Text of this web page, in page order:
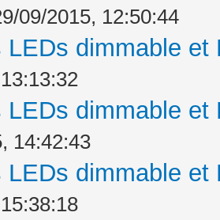
09/2015, 12:50:44
LEDs dimmable
LEDs dimmable
14:42:43
LEDs dimmable